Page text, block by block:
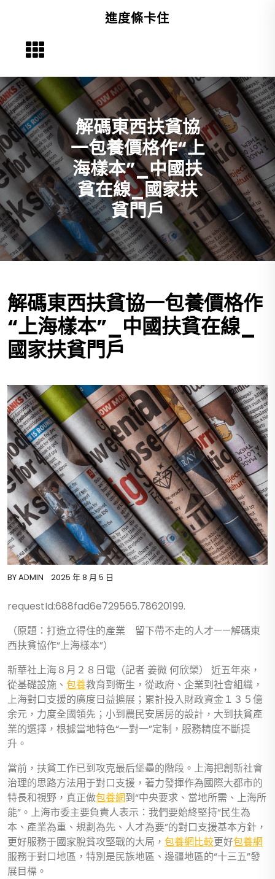
進度條卡住
解碼東西扶貧協
一包養價格作“上
海樣本”_中國扶
貧在線_國家扶
貧門戶
解碼東西扶貧協一包養價格作
“上海樣本”_中國扶貧在線_
國家扶貧門戶
BYADMIN 2025 年 8 月 5 日
requestId:688fad6e729565.78620199.
（原題：打造立得住的產業 留下帶不走的人才——解碼東
西扶貧協作“上海樣本”）
新華社上海８月２８日電（記者 姜微 何欣榮） 近五年來，
從基礎設施、 包養教育到衛生，從政府、企業到社會組織，
上海對口支援的廣度日益擴展；累計投入財政資金１３５億
余元，力度全國領先；小到農民安居房的設計，大到扶貧產
業的選擇，根據當地特色“一對一”定制，服務精度不斷提
升。
當前，扶貧工作已到攻克最后堡壘的階段。上海把創新社會
治理的思路方法用于對口支援，著力發揮作為國際大都市的
特長和視野，真正做包養網到“中央要求、當地所需、上海所
能”。上海市委主要負責人表示：我們要始終堅持“民生為
本、產業為重、規劃為先、人才為要”的對口支援基本方針，
更好服務于國家脫貧攻堅戰的大局， 包養網比較更好包養網
服務于對口地區，特別是民族地區、邊疆地區的“十三五”發
展目標。